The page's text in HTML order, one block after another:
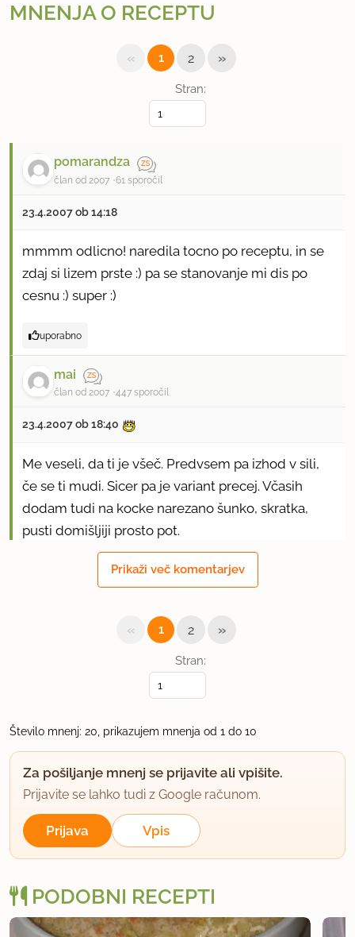
MNENJA O RECEPTU
Stran:
« 1 2 »
pomarandza
član od 2007 61 sporočil
23.4.2007 ob 14:18
mmmm odlicno! naredila tocno po receptu, in se
zdaj si lizem prste :) pa se stanovanje mi dis po
cesnu :) super :)
uporabno
mai
član od 2007 447 sporočil
23.4.2007 ob 18:40
Me veseli, da ti je všeč. Predvsem pa izhod v sili,
če se ti mudi. Sicer pa je variant precej. Včasih
dodam tudi na kocke narezano šunko, skratka,
pusti domišljiji prosto pot.
2039 sporočil
uporabno
IrenaR
član od 2007 2 sporočil
28.7.2007 ob 11:31
uporabno
Prikaži več komentarjev
Stran:
« 1 2 »
Število mnenj: 20, prikazujem mnenja od 1 do 10
Za pošiljanje mnenj se prijavite ali vpišite.
Prijavite se lahko tudi z Google računom.
Prijava Vpis
PODOBNI RECEPTI